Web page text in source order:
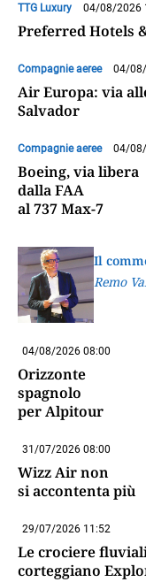
TTG Luxury 04/08/2026
Preferred Hotels
Compagnie aeree 04/
Air Europa: via
Salvador
Compagnie aeree 04/
Boeing, via libera
dalla FAA
al 737 Max-7
Il
Remo
04/08/2026 08:00
Orizzonte
spagnolo
per Alpitour
31/07/2026 08:00
Wizz Air non
si accontenta più
29/07/2026 11:52
Le crociere
corteggiano